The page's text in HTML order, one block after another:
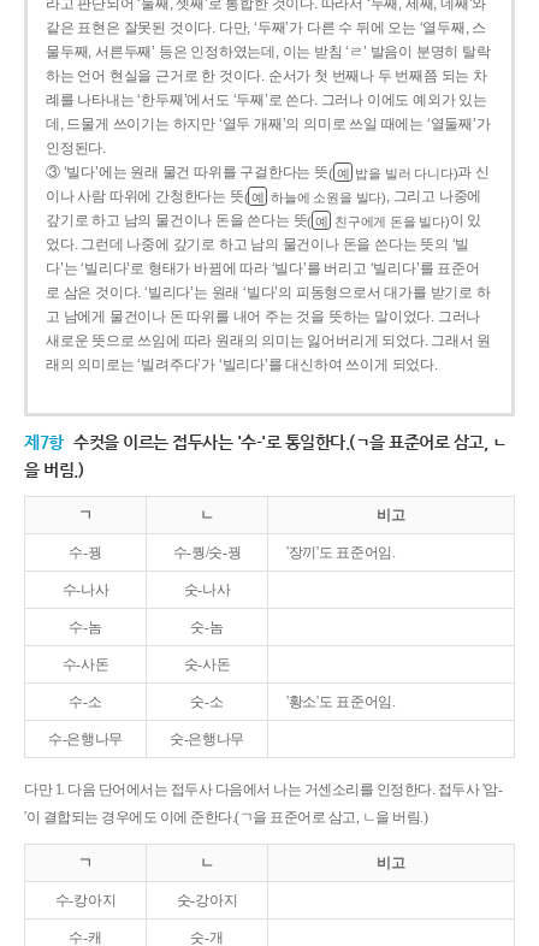
라고 판단되어 ‘둘째, 셋째’로 통합한 것이다. 따라서 ‘두째, 세째, 네째’와
같은 표현은 잘못된 것이다. 다만, ‘두째’가 다른 수 뒤에 오는 ‘열두째, 스
물두째, 서른두째’ 등은 인정하였는데, 이는 받침 ‘ㄹ’ 발음이 분명히 탈락
하는 언어 현실을 근거로 한 것이다. 순서가 첫 번째나 두 번째쯤 되는 차
례를 나타내는 ‘한두째’에서도 ‘두째’로 쓴다. 그러나 이에도 예외가 있는
데, 드물게 쓰이기는 하지만 ‘열두 개째’의 의미로 쓰일 때에는 ‘열둘째’가
인정된다.
③ ‘빌다’에는 원래 물건 따위를 구걸한다는 뜻( 예 밥을 빌러 다니다)과 신
이나 사람 따위에 간청한다는 뜻( 예 하늘에 소원을 빌다), 그리고 나중에
갚기로 하고 남의 물건이나 돈을 쓴다는 뜻( 예 친구에게 돈을 빌다)이 있
었다. 그런데 나중에 갚기로 하고 남의 물건이나 돈을 쓴다는 뜻의 ‘빌
다’는 ‘빌리다’로 형태가 바뀜에 따라 ‘빌다’를 버리고 ‘빌리다’를 표준어
로 삼은 것이다. ‘빌리다’는 원래 ‘빌다’의 피동형으로서 대가를 받기로 하
고 남에게 물건이나 돈 따위를 내어 주는 것을 뜻하는 말이었다. 그러나
새로운 뜻으로 쓰임에 따라 원래의 의미는 잃어버리게 되었다. 그래서 원
래의 의미로는 ‘빌려주다’가 ‘빌리다’를 대신하여 쓰이게 되었다.
제7항 수컷을 이르는 접두사는 '수-'로 통일한다.(ㄱ을 표준어로 삼고, ㄴ
을 버림.)
ㄱ ㄴ 비고
수-꿩 수-퀑/숫-꿩 '장끼'도 표준어임.
수-나사 숫-나사
수-놈 숫-놈
수-사돈 숫-사돈
수-소 숫-소 '황소'도 표준어임.
수-은행나무 숫-은행나무
다만 1. 다음 단어에서는 접두사 다음에서 나는 거센소리를 인정한다. 접두사 '암-
'이 결합되는 경우에도 이에 준한다.(ㄱ을 표준어로 삼고, ㄴ을 버림.)
ㄱ ㄴ 비고
수-캉아지 숫-강아지
수-캐 숫-개